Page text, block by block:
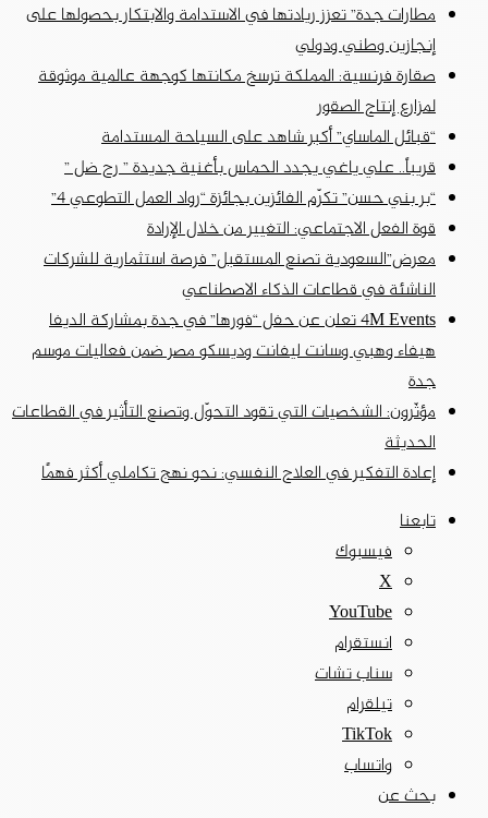
مطارات جدة” تعزز ريادتها في الاستدامة والابتكار بحصولها على
إنجازين وطني ودولي
صقارة فرنسية: المملكة ترسخ مكانتها كوجهة عالمية موثوقة
لمزارع إنتاج الصقور
“قبائل الماساي” أكبر شاهد على السياحة المستدامة
قريباً.. علي ياغي يجدد الحماس بأغنية جديدة ” رح ضل ”
“بر بني حسن” تكرّم الفائزين بجائزة “رواد العمل التطوعي 4”
قوة الفعل الاجتماعي: التغيير من خلال الإرادة
معرض”السعودية تصنع المستقبل” فرصة استثمارية للشركات
الناشئة في قطاعات الذكاء الاصطناعي
4M Events تعلن عن حفل “فورها” في جدة بمشاركة الديفا
هيفاء وهبي وسانت ليفانت وديسكو مصر ضمن فعاليات موسم
جدة
مؤثّرون: الشخصيات التي تقود التحوّل وتصنع التأثير في القطاعات
الحديثة
إعادة التفكير في العلاج النفسي: نحو نهج تكاملي أكثر فهمًا
تابعنا
فيسبوك
‫X
‫YouTube
انستقرام
سناب تشات
تيلقرام
‫TikTok
واتساب
بحث عن